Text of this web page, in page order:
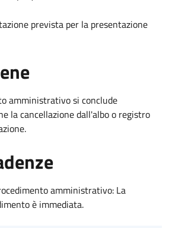
prevista per la presentazione
amministrativo si conclude
la cancellazione dall'albo o registro
amministrativo: La
è immediata.